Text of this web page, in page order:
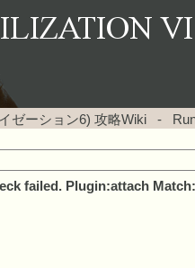
ゼーション6) 攻略Wiki -
failed. Plugin:attach